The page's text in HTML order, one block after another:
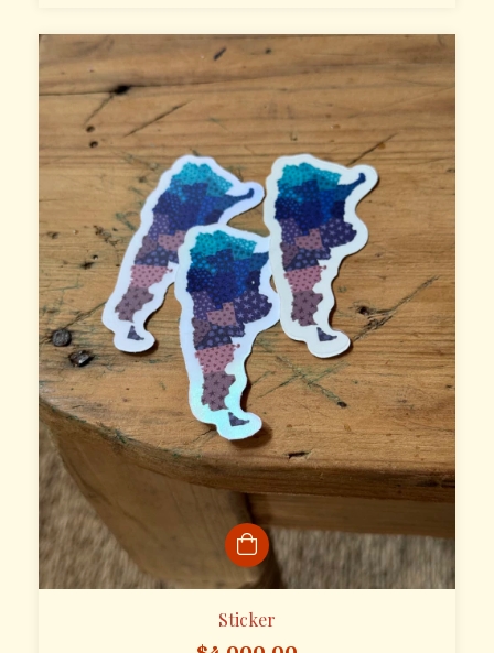
Sticker